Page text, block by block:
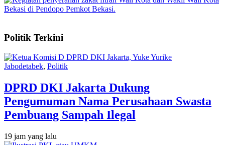
Politik Terkini
Jabodetabek, Politik
DPRD DKI Jakarta Dukung
Pengumuman Nama Perusahaan Swasta
Pembuang Sampah Ilegal
19 jam yang lalu